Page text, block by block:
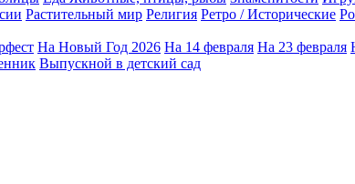
Растительный мир Религия Ретро / Исторические
На Новый Год 2026 На 14 февраля На 23 февраля
Выпускной в детский сад